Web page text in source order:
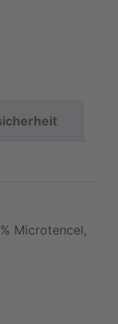
Microtencel,